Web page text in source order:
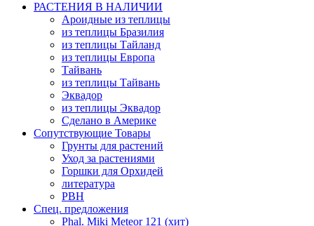
РАСТЕНИЯ В НАЛИЧИИ
Ароидные из теплицы
из теплицы Бразилия
из теплицы Тайланд
из теплицы Европа
Тайвань
из теплицы Тайвань
Эквадор
из теплицы Эквадор
Сделано в Америке
Сопутствующие Товары
Грунты для растений
Уход за растениями
Горшки для Орхидей
литература
РВН
Спец. предложения
Phal. Miki Meteor 121 (хит)